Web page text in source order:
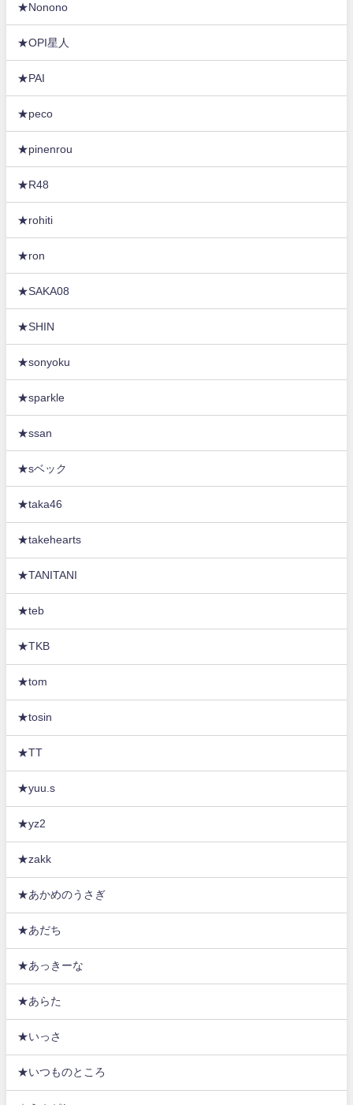
★Nonono
★OPI星人
★PAI
★peco
★pinenrou
★R48
★rohiti
★ron
★SAKA08
★SHIN
★sonyoku
★sparkle
★ssan
★sベック
★taka46
★takehearts
★TANITANI
★teb
★TKB
★tom
★tosin
★TT
★yuu.s
★yz2
★zakk
★あかめのうさぎ
★あだち
★あっきーな
★あらた
★いっさ
★いつものところ